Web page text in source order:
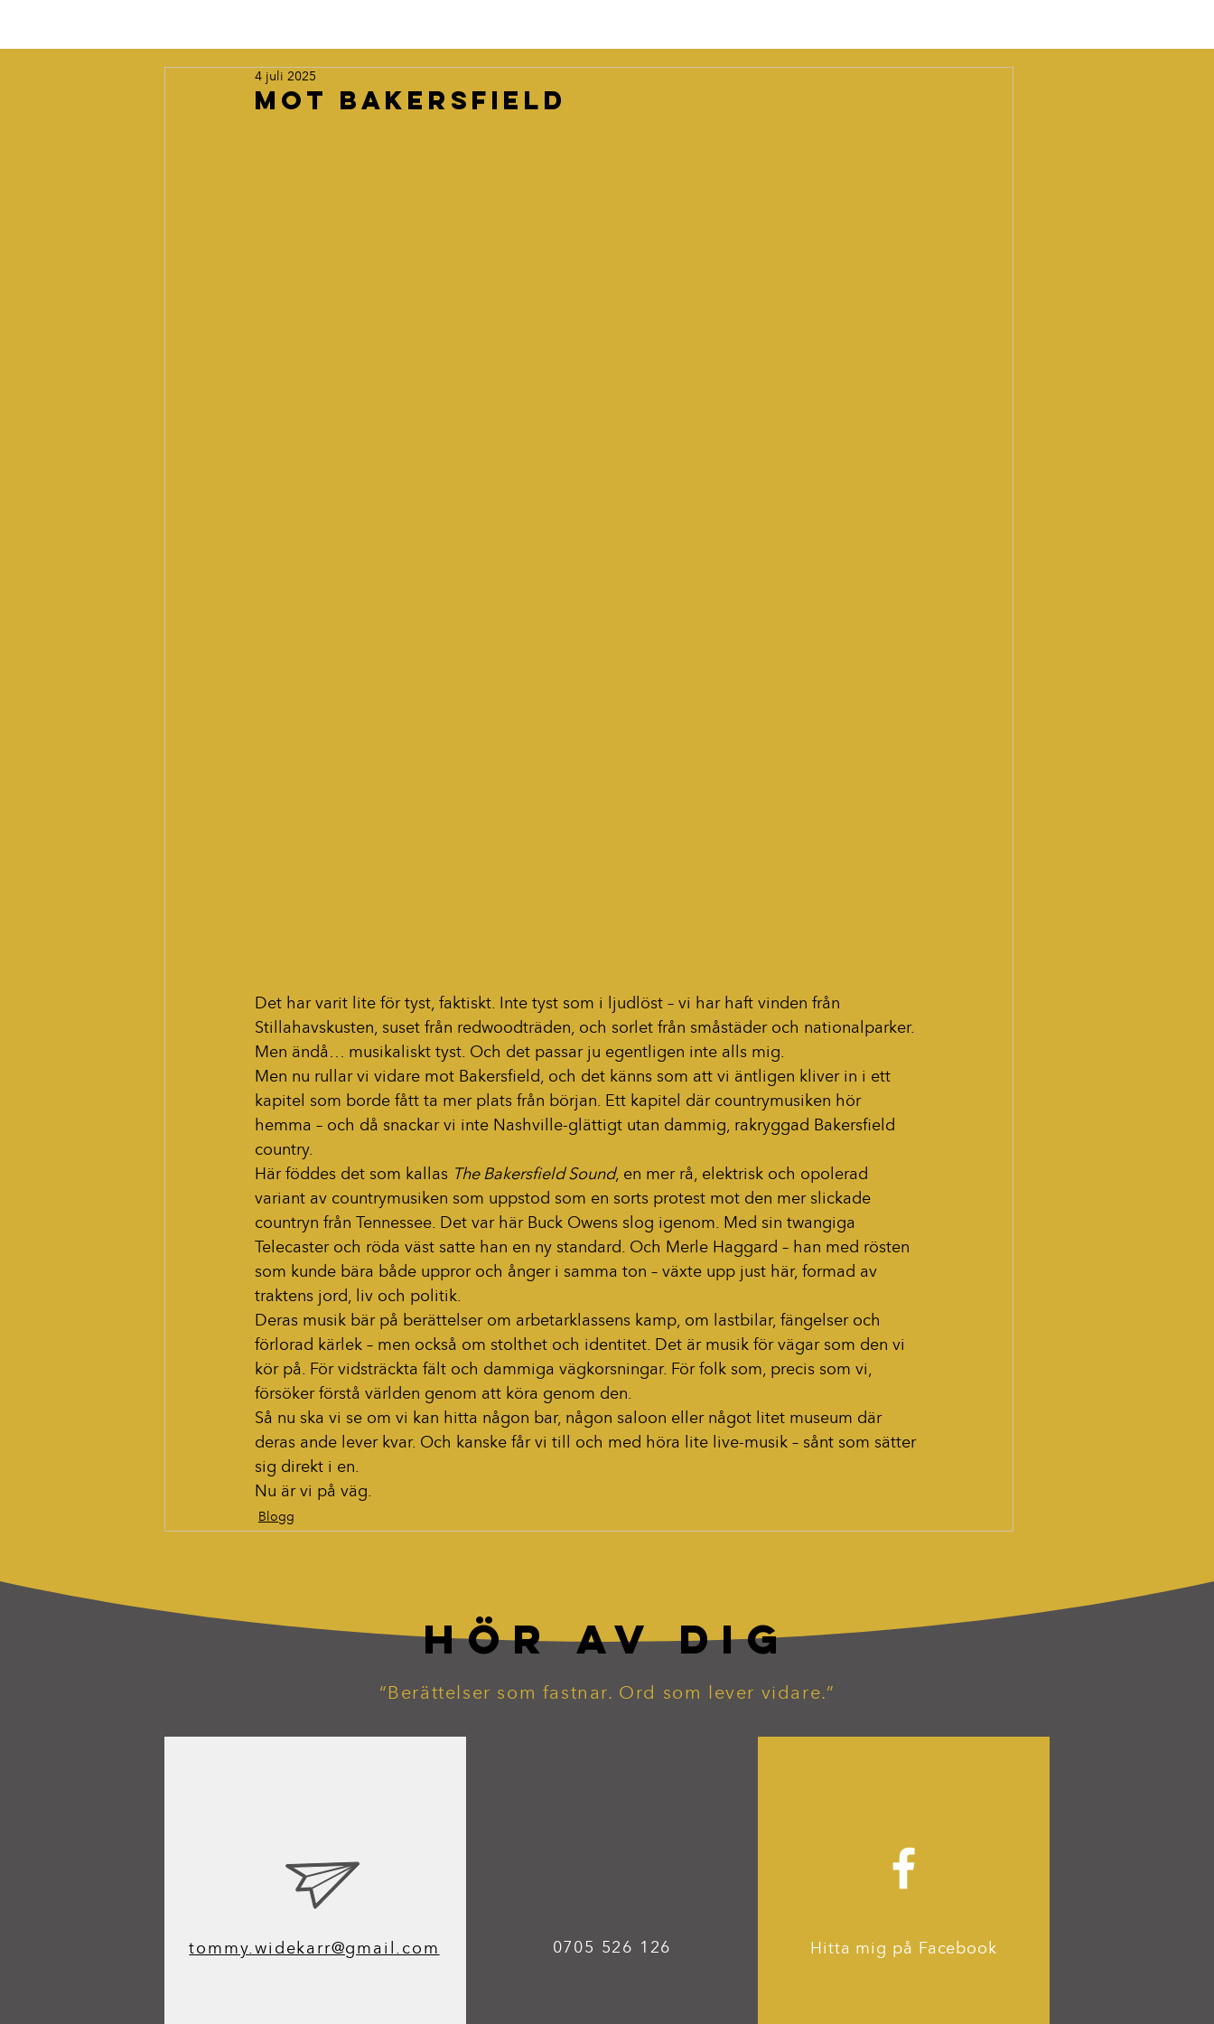
Mot Bakersfield
4 juli 2025
Det har varit lite för tyst, faktiskt. Inte tyst som i ljudlöst – vi har haft vinden från
Stillahavskusten, suset från redwoodträden, och sorlet från småstäder och nationalparker.
Men ändå… musikaliskt tyst. Och det passar ju egentligen inte alls mig.
Men nu rullar vi vidare mot Bakersfield, och det känns som att vi äntligen kliver in i ett
kapitel som borde fått ta mer plats från början. Ett kapitel där countrymusiken hör
hemma – och då snackar vi inte Nashville-glättigt utan dammig, rakryggad Bakersfield
country.
Här föddes det som kallas The Bakersfield Sound, en mer rå, elektrisk och opolerad
variant av countrymusiken som uppstod som en sorts protest mot den mer slickade
countryn från Tennessee. Det var här Buck Owens slog igenom. Med sin twangiga
Telecaster och röda väst satte han en ny standard. Och Merle Haggard – han med rösten
som kunde bära både uppror och ånger i samma ton – växte upp just här, formad av
traktens jord, liv och politik.
Deras musik bär på berättelser om arbetarklassens kamp, om lastbilar, fängelser och
förlorad kärlek – men också om stolthet och identitet. Det är musik för vägar som den vi
kör på. För vidsträckta fält och dammiga vägkorsningar. För folk som, precis som vi,
försöker förstå världen genom att köra genom den.
Så nu ska vi se om vi kan hitta någon bar, någon saloon eller något litet museum där
deras ande lever kvar. Och kanske får vi till och med höra lite live-musik – sånt som sätter
sig direkt i en.
Nu är vi på väg.
Blogg
HÖR AV DIG
“Berättelser som fastnar. Ord som lever vidare.”
tommy.widekarr@gmail.com 0705 526 126 Hitta mig på Facebook